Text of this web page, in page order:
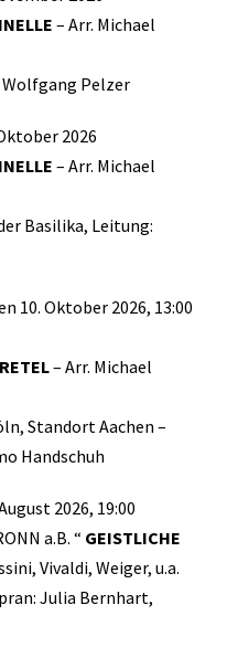
– Arr. Michael
Pelzer
2026
– Arr. Michael
Basilika, Leitung:
10. Oktober 2026, 13:00
– Arr. Michael
Standort Aachen –
Handschuh
2026, 19:00
a.B. “ GEISTLICHE
Vivaldi, Weiger, u.a.
Julia Bernhart,